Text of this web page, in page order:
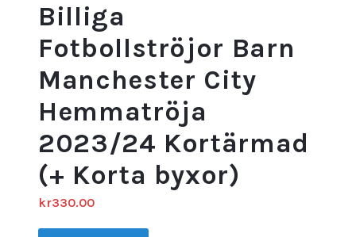
Billiga
Fotbollströjor Barn
Manchester City
Hemmatröja
2023/24 Kortärmad
(+ Korta byxor)
kr330.00